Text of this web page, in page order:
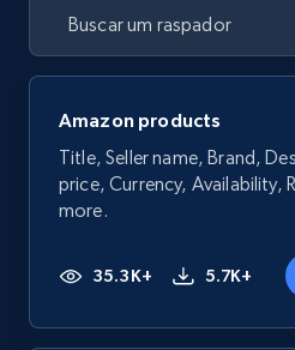
Amazon products
Title, Seller name, Brand,
price, Currency, Availability,
more.
35.3K+ 5.7K+